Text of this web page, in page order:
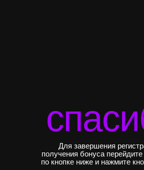
Для завершения
получения бонуса
по кнопке ниже и нажмите